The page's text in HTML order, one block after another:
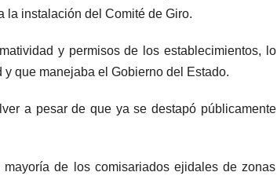
la instalación del Comité de Giro.
y permisos de los establecimientos, lo
que manejaba el Gobierno del Estado.
a pesar de que ya se destapó públicamente
de los comisariados ejidales de zonas